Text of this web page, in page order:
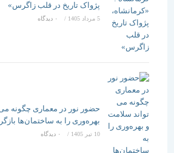
پژواک تاریخ در قلب زاگرس»
5 مرداد 1405 / ۰ دیدگاه
حضور نور در معماری چگونه می تواند
بهره‌وری را به ساختمان‌ها بازگرداند؟
/ ۰ دیدگاه